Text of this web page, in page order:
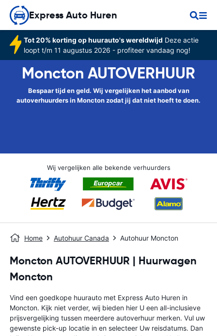
Express Auto Huren
Tot 20% korting op huurauto's wereldwijd Deze actie
loopt t/m 11 augustus 2026 - profiteer vandaag nog!
Moncton AUTOVERHUUR
Bespaar tijd en geld. Wij vergelijken het aanbod van
autoverhuurders in Moncton zodat jij dat niet hoeft te doen.
Wij vergelijken alle bekende verhuurders
Home Autohuur Canada Autohuur Moncton
Moncton AUTOVERHUUR | Huurwagen
Moncton
Vind een goedkope huurauto met Express Auto Huren in
Moncton. Kijk niet verder, wij bieden hier U een all-inclusieve
prijsvergelijking tussen meerdere autoverhuur merken. Vul uw
gewenste pick-up locatie in en selecteer Uw reisdatums. Dan